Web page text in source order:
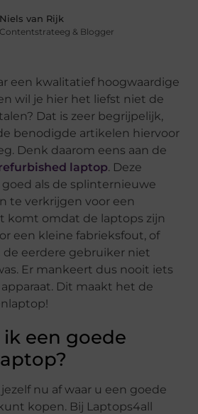
Niels van Rijk
Contentstrateeg & Blogger
een kwalitatief hoogwaardige
wil je hier het liefst niet de
Dat is zeer begrijpelijk,
benodigde artikelen hiervoor
Denk daarom eens aan de
laptop. Deze
goed als de splinternieuwe
te verkrijgen voor een
komt omdat de laptops zijn
een kleine fabrieksfout, of
eerdere gebruiker niet
Er mankeert dus nooit iets
Dit maakt het de
een goede
nu af waar u een goede
kopen. Bij Laptops4all